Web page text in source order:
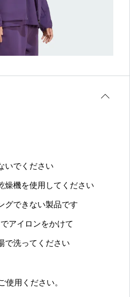
いでください
燥機を使用してください
グできない製品です
アイロンをかけて
で洗ってください
使用ください。